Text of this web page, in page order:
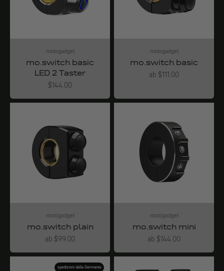
motogadget
mo.switch basic
LED 2 Taster
Angebot
$144.00
motogadget
mo.switch basic
Angebot
ab $111.00
motogadget
mo.switch plain
Angebot
ab $99.00
motogadget
mo.switch mini
Angebot
ab $144.00
spedizioni dalla Germania